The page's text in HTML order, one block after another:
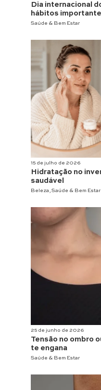
Dia internacional
hábitos
Saúde & Bem Estar
15 de julho de 2026
Hidratação no
saudável
Beleza , Saúde & Bem Estar
25 de junho de 2026
Tensão no ombro
te engana
Saúde & Bem Estar